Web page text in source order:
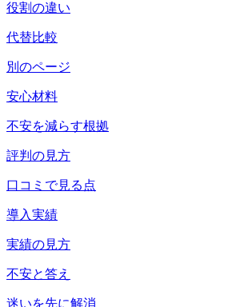
役割の違い
代替比較
別のページ
安心材料
不安を減らす根拠
評判の見方
口コミで見る点
導入実績
実績の見方
不安と答え
迷いを先に解消